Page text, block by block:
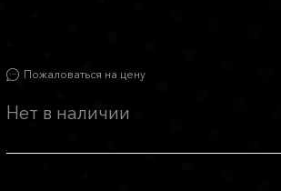
Пожаловаться на цену
Нет в наличии